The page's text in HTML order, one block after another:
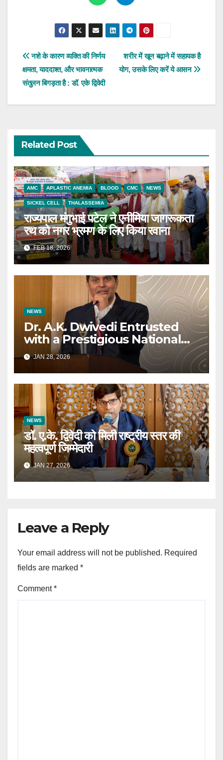
Post
navigation
शरीर में खून बढ़ाने में सहायक है
योग, उसके लिए करें ये आसन
नशे के कारण व्यक्ति की निर्णय
क्षमता, याददाश्त, और भावनात्मक
संतुलन बिगड़ता है : डॉ. एके द्विवेदी
Related Post
AMC APLASTIC ANEMIA BLOOD CMC NEWS
SICKEL CELL THALASSEMIA
राज्यपाल मंगुभाई पटेल ने एनीमिया जागरूकता
रथ को नगर भ्रमण के लिए किया रवाना
FEB 18, 2026
NEWS
Dr. A.K. Dwivedi Entrusted
with a Prestigious National
Responsibility
JAN 28, 2026
NEWS
डॉ. ए.के. द्विवेदी को मिली राष्ट्रीय स्तर की
महत्वपूर्ण जिम्मेदारी
JAN 27, 2026
Leave a Reply
Your email address will not be published. Required
fields are marked *
Comment*